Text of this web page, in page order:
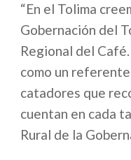
“En el Tolima
Gobernación del
Regional del
como un
catadores que
cuentan en cada
Rural de la